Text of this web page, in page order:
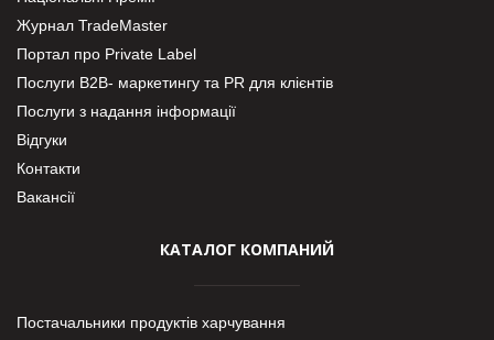
Журнал TradeMaster
Портал про Private Label
Послуги В2В- маркетингу та PR для клієнтів
Послуги з надання інформації
Відгуки
Контакти
Вакансії
КАТАЛОГ КОМПАНИЙ
Постачальники продуктів харчування